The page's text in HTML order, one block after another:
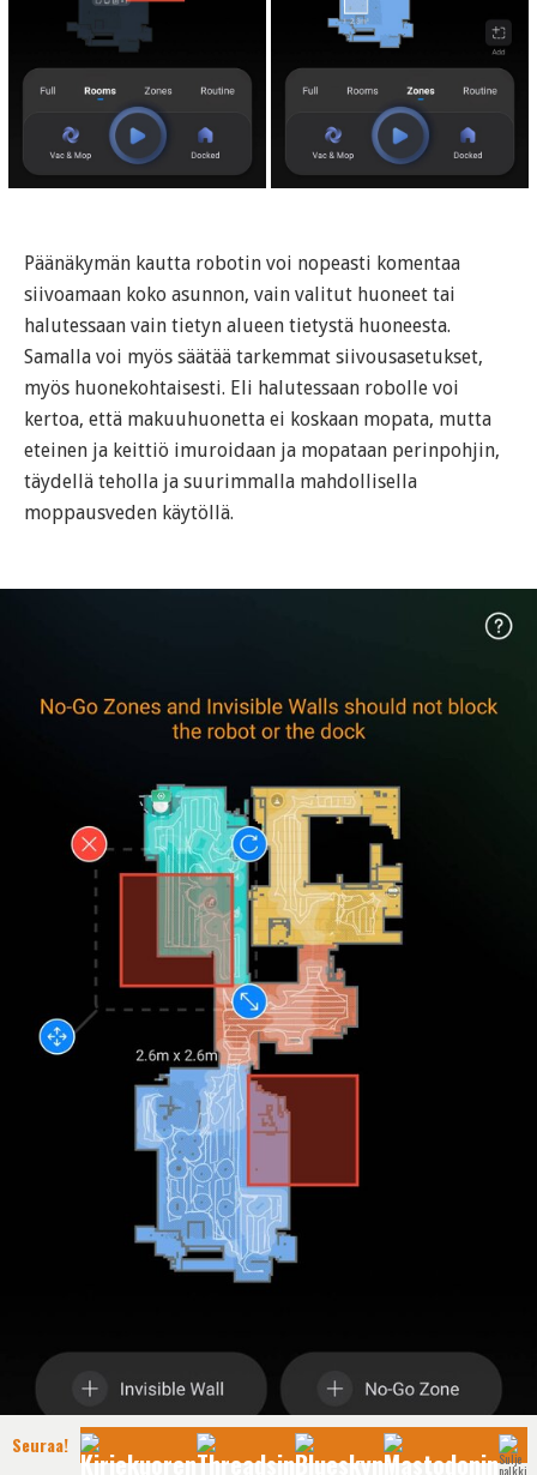
Päänäkymän kautta robotin voi nopeasti komentaa
siivoamaan koko asunnon, vain valitut huoneet tai
halutessaan vain tietyn alueen tietystä huoneesta.
Samalla voi myös säätää tarkemmat siivousasetukset,
myös huonekohtaisesti. Eli halutessaan robolle voi
kertoa, että makuuhuonetta ei koskaan mopata, mutta
eteinen ja keittiö imuroidaan ja mopataan perinpohjin,
täydellä teholla ja suurimmalla mahdollisella
moppausveden käytöllä.
Seuraa!